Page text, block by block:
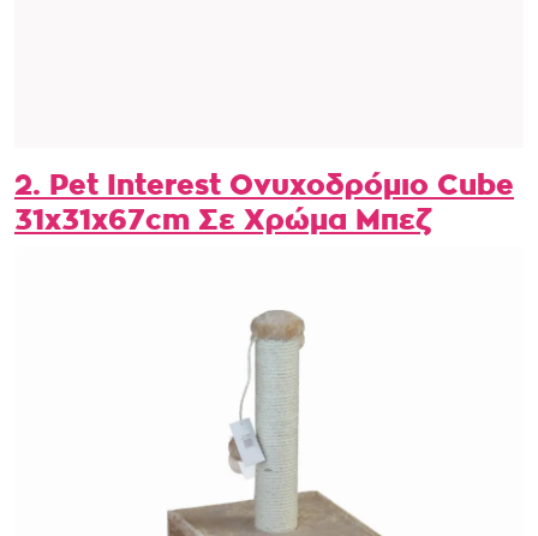
2. Pet Interest Ονυχοδρόμιο Cube
31x31x67cm Σε Χρώμα Μπεζ